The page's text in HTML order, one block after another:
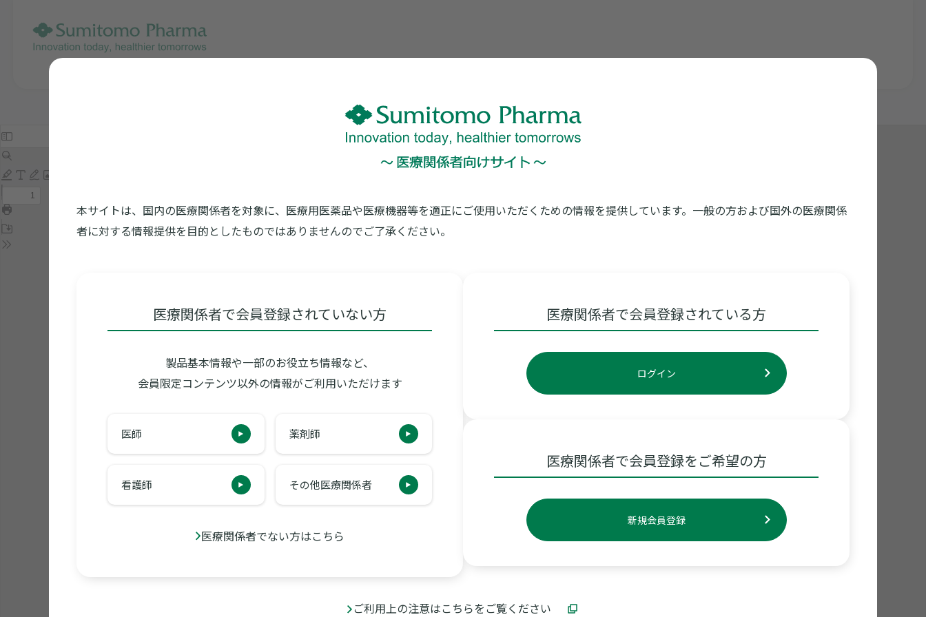
本サイトは、国内の医療関係者を対象に、医療用医薬品や医療機器等を適正にご使用いただくための情報を提供しています。一般の方および国外の医療関係
者に対する情報提供を目的としたものではありませんのでご了承ください。
医療関係者で会員登録されていない方
製品基本情報や一部のお役立ち情報など、
会員限定コンテンツ以外の情報がご利用いただけます
医師 薬剤師
看護師 その他医療関係者
医療関係者でない方はこちら
医療関係者で会員登録されている方
ログイン
医療関係者で会員登録をご希望の方
新規会員登録
ご利用上の注意はこちらをご覧ください
※印刷がうまくいかない方はダウンロードしてご利用ください